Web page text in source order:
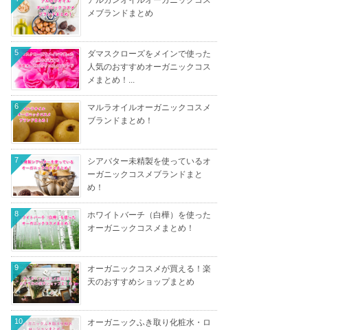
メブランドまとめ
ダマスクローズをメインで使った
人気のおすすめオーガニックコス
メまとめ！...
5
マルラオイルオーガニックコスメ
ブランドまとめ！
6
シアバター未精製を使っているオ
ーガニックコスメブランドまと
め！
7
ホワイトバーチ（白樺）を使った
オーガニックコスメまとめ！
8
オーガニックコスメが買える！楽
天のおすすめショップまとめ
9
オーガニックふき取り化粧水・ロ
10